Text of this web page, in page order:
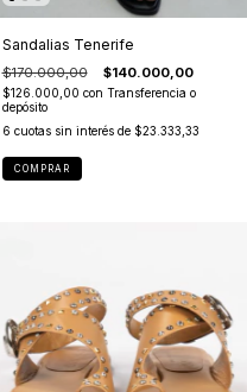
Sandalias Tenerife
$170.000,00 $140.000,00
$126.000,00 con Transferencia o
depósito
6 cuotas sin interés de $23.333,33
COMPRAR